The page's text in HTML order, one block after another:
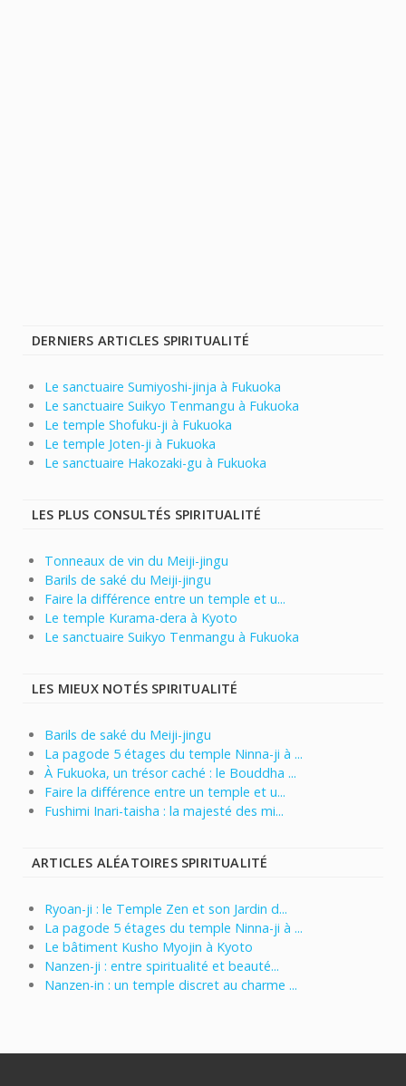
DERNIERS ARTICLES SPIRITUALITÉ
Le sanctuaire Sumiyoshi-jinja à Fukuoka
Le sanctuaire Suikyo Tenmangu à Fukuoka
Le temple Shofuku-ji à Fukuoka
Le temple Joten-ji à Fukuoka
Le sanctuaire Hakozaki-gu à Fukuoka
LES PLUS CONSULTÉS SPIRITUALITÉ
Tonneaux de vin du Meiji-jingu
Barils de saké du Meiji-jingu
Faire la différence entre un temple et u...
Le temple Kurama-dera à Kyoto
Le sanctuaire Suikyo Tenmangu à Fukuoka
LES MIEUX NOTÉS SPIRITUALITÉ
Barils de saké du Meiji-jingu
La pagode 5 étages du temple Ninna-ji à ...
À Fukuoka, un trésor caché : le Bouddha ...
Faire la différence entre un temple et u...
Fushimi Inari-taisha : la majesté des mi...
ARTICLES ALÉATOIRES SPIRITUALITÉ
Ryoan-ji : le Temple Zen et son Jardin d...
La pagode 5 étages du temple Ninna-ji à ...
Le bâtiment Kusho Myojin à Kyoto
Nanzen-ji : entre spiritualité et beauté...
Nanzen-in : un temple discret au charme ...